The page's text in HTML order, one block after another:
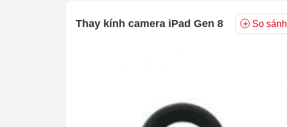
Thay kính camera iPad Gen 8 So sánh